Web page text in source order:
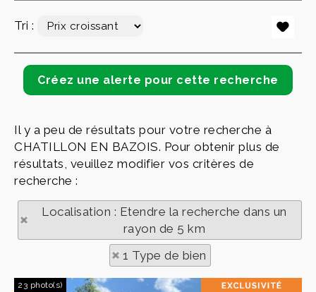
Tri :
Il y a peu de résultats pour votre recherche à
CHATILLON EN BAZOIS. Pour obtenir plus de
résultats, veuillez modifier vos critères de
recherche :
Localisation : Etendre la recherche dans un
rayon de 5 km
1 Type de bien
23 photo(s)